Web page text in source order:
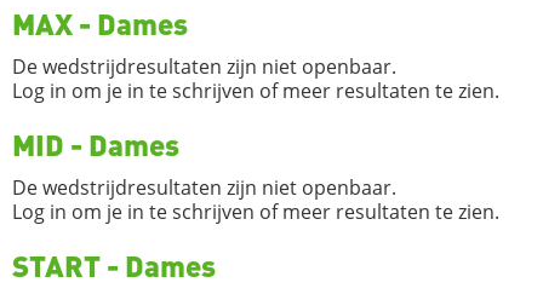
MAX - Dames
De wedstrijdresultaten zijn niet openbaar.
Log in om je in te schrijven of meer resultaten te zien.
MID - Dames
De wedstrijdresultaten zijn niet openbaar.
Log in om je in te schrijven of meer resultaten te zien.
START - Dames